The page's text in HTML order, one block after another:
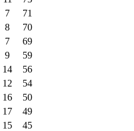
7
71
8
70
7
69
9
59
14
56
12
54
16
50
17
49
15
45